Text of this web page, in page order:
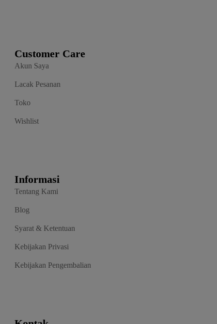
Customer Care
Akun Saya
Lacak Pesanan
Toko
Wishlist
Informasi
Tentang Kami
Blog
Syarat & Ketentuan
Kebijakan Privasi
Kebijakan Pengembalian